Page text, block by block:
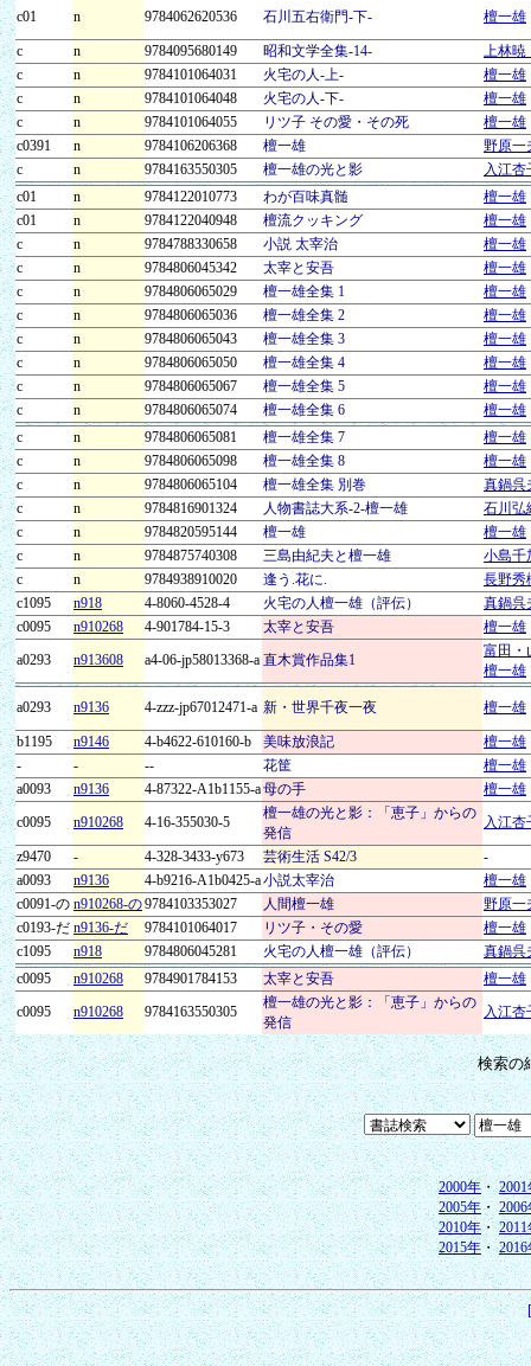
c01 n 9784062620536 石川五右衛門-下- 檀一雄
c n 9784095680149 昭和文学全集-14-
上林暁
c
n 9784101064031 火宅の人-上-
檀一雄
c
n 9784101064048 火宅の人-下-
檀一雄
c
n 9784101064055 リツ子 その愛・その死
檀一雄
c0391
n 9784106206368 檀一雄
野原一
c
n 9784163550305 檀一雄の光と影
入江杏
c01
n 9784122010773 わが百味真髄
檀一雄
c01
n 9784122040948 檀流クッキング
檀一雄
c
n 9784788330658 小説 太宰治
檀一雄
c
n 9784806045342 太宰と安吾
檀一雄
c
n 9784806065029 檀一雄全集 1
檀一雄
c
n 9784806065036 檀一雄全集 2
檀一雄
c
n 9784806065043 檀一雄全集 3
檀一雄
c
n 9784806065050 檀一雄全集 4
檀一雄
c
n 9784806065067 檀一雄全集 5
檀一雄
c
n 9784806065074 檀一雄全集 6
檀一雄
c
n 9784806065081 檀一雄全集 7
檀一雄
c
n 9784806065098 檀一雄全集 8
檀一雄
c
n 9784806065104 檀一雄全集 別巻
真鍋呉
c
n 9784816901324 人物書誌大系-2-檀一雄
石川弘
c
n 9784820595144 檀一雄
檀一雄
c
n 9784875740308 三島由紀夫と檀一雄
小島千
c
n 9784938910020 逢う.花に.
長野秀
c1095
n918 4-8060-4528-4 火宅の人檀一雄（評伝）
真鍋呉
c0095
n910268 4-901784-15-3 太宰と安吾
檀一雄
a0293
n913608 a4-06-jp58013368-a 直木賞作品集1
富田・
檀一雄
a0293 n9136 4-zzz-jp67012471-a 新・世界千夜一夜 檀一雄
b1195 n9146 4-b4622-610160-b 美味放浪記
檀一雄
-
- -- 花筐
檀一雄
a0093
n9136 4-87322-A1b1155-a母の手
檀一雄
c0095
n910268 4-16-355030-5
檀一雄の光と影：「恵子」からの
発信
入江杏
z9470 - 4-328-3433-y673 芸術生活 S42/3
-
a0093
n9136 4-b9216-A1b0425-a小説太宰治
檀一雄
c0091-の n910268-の9784103353027 人間檀一雄
野原一
c0193-だ n9136-だ 9784101064017 リツ子・その愛
檀一雄
c1095
n918 9784806045281 火宅の人檀一雄（評伝）
真鍋呉
c0095
n910268 9784901784153 太宰と安吾
檀一雄
c0095
n910268 9784163550305
檀一雄の光と影：「恵子」からの
発信
入江杏
検索の
2000年・2001
2005年・2006
2010年・2011
2015年・2016